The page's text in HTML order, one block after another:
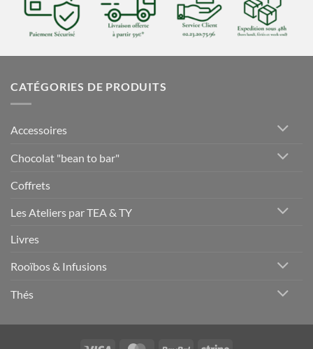
CATÉGORIES DE PRODUITS
Accessoires
Chocolat "bean to bar"
Coffrets
Les Ateliers par TEA & TY
Livres
Rooïbos & Infusions
Thés